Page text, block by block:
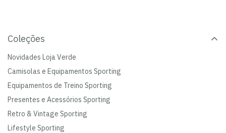
Coleções
Novidades Loja Verde
Camisolas e Equipamentos Sporting
Equipamentos de Treino Sporting
Presentes e Acessórios Sporting
Retro & Vintage Sporting
Lifestyle Sporting